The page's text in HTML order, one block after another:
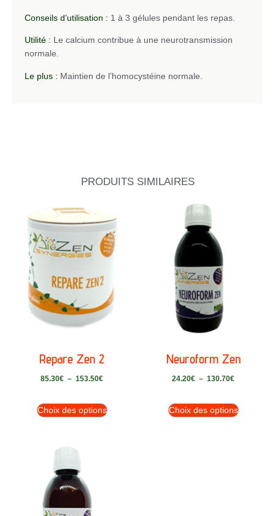
PRODUITS SIMILAIRES
Repare Zen 2
85.30€ – 153.50€
Choix des options
Neuroform Zen
24.20€ – 130.70€
Choix des options
Conseils d’utilisation : 1 à 3 gélules pendant les repas.
Utilité : Le calcium contribue à une neurotransmission
normale.
Le plus : Maintien de l’homocystéine normale.